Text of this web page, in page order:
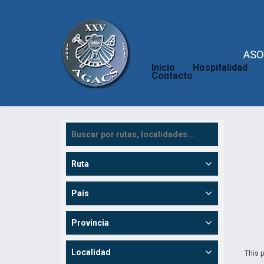
Inicio Hospitalidad
Contacto
This
Ruta
País
Provincia
Localidad